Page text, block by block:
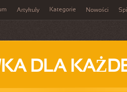
Artykuły Kategorie Nowości
DLA